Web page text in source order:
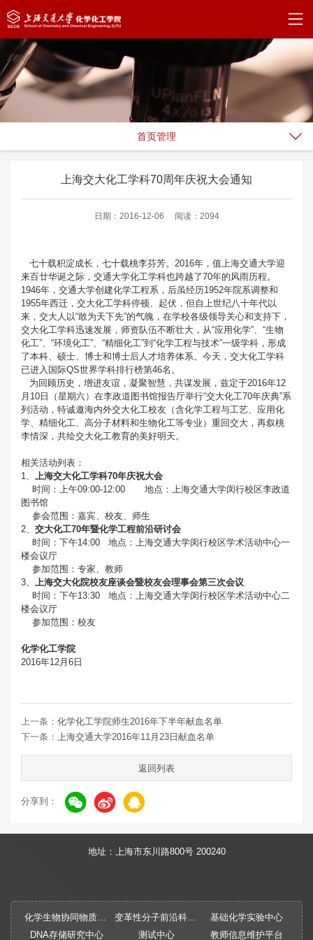
首页管理
上海交大化工学科70周年庆祝大会通知
日期：2016-12-06 阅读：2094
七十载积淀成长，七十载桃李芬芳。2016年，值上海交通大学迎
来百廿华诞之际，交通大学化工学科也跨越了70年的风雨历程。
1946年，交通大学创建化学工程系，后虽经历1952年院系调整和
1955年西迁，交大化工学科停顿、起伏，但自上世纪八十年代以
来，交大人以“敢为天下先”的气魄，在学校各级领导关心和支持下，
交大化工学科迅速发展，师资队伍不断壮大，从“应用化学”、“生物
化工”、“环境化工”、“精细化工”到“化学工程与技术”一级学科，形成
了本科、硕士、博士和博士后人才培养体系。今天，交大化工学科
已进入国际QS世界学科排行榜第46名。
为回顾历史，增进友谊，凝聚智慧，共谋发展，兹定于2016年12
月10日（星期六）在李政道图书馆报告厅举行“交大化工70年庆典”系
列活动，特诚邀海内外交大化工校友（含化学工程与工艺、应用化
学、精细化工、高分子材料和生物化工等专业）重回交大，再叙桃
李情深，共绘交大化工教育的美好明天。
相关活动列表：
1、 上海交大化工学科70年庆祝大会
时间：上午09:00-12:00 地点：上海交通大学闵行校区李政道
图书馆
参会范围：嘉宾、校友、师生
2、 交大化工70年暨化学工程前沿研讨会
时间：下午14:00 地点：上海交通大学闵行校区学术活动中心一
楼会议厅
参加范围：专家、教师
3、 上海交大化院校友座谈会暨校友会理事会第三次会议
时间：下午13:30 地点：上海交通大学闵行校区学术活动中心二
楼会议厅
参加范围：校友
化学化工学院
2016年12月6日
上一条： 化学化工学院师生2016年下半年献血名单
下一条： 上海交通大学2016年11月23日献血名单
返回列表
分享到：
地址：上海市东川路800号 200240
化学生物协同物质创制全国重点实验室 变革性分子前沿科学中心
基础化学实验中心
DNA存储研究中心
测试中心 教师信息维护平台